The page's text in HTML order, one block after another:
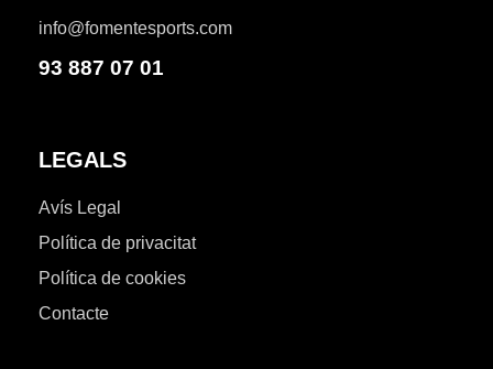
info@fomentesports.com
93 887 07 01
LEGALS
Avís Legal
Política de privacitat
Política de cookies
Contacte